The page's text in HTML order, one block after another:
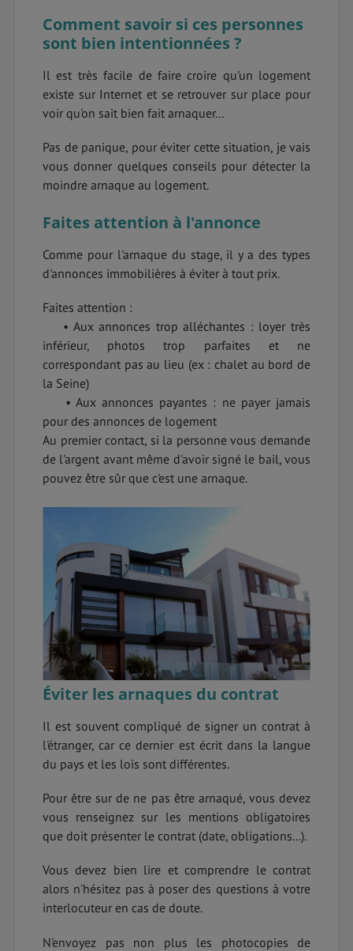
Comment savoir si ces personnes
sont bien intentionnées ?
Il est très facile de faire croire qu'un logement
existe sur Internet et se retrouver sur place pour
voir qu'on sait bien fait arnaquer...
Pas de panique, pour éviter cette situation, je vais
vous donner quelques conseils pour détecter la
moindre arnaque au logement.
Faites attention à l'annonce
Comme pour l'arnaque du stage, il y a des types
d'annonces immobilières à éviter à tout prix.
Faites attention :
• Aux annonces trop alléchantes : loyer très
inférieur, photos trop parfaites et ne
correspondant pas au lieu (ex : chalet au bord de
la Seine)
• Aux annonces payantes : ne payer jamais
pour des annonces de logement
Au premier contact, si la personne vous demande
de l'argent avant même d'avoir signé le bail, vous
pouvez être sûr que c'est une arnaque.
Éviter les arnaques du contrat
Il est souvent compliqué de signer un contrat à
l'étranger, car ce dernier est écrit dans la langue
du pays et les lois sont différentes.
Pour être sur de ne pas être arnaqué, vous devez
vous renseignez sur les mentions obligatoires
que doit présenter le contrat (date, obligations...).
Vous devez bien lire et comprendre le contrat
alors n'hésitez pas à poser des questions à votre
interlocuteur en cas de doute.
N'envoyez pas non plus les photocopies de